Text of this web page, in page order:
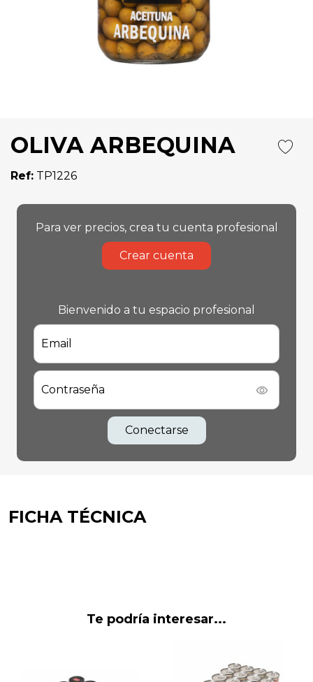
OLIVA ARBEQUINA
Ref: TP1226
Para ver precios, crea tu cuenta profesional
Crear cuenta
Bienvenido a tu espacio profesional
Email
Contraseña
Conectarse
FICHA TÉCNICA
Te podría interesar...